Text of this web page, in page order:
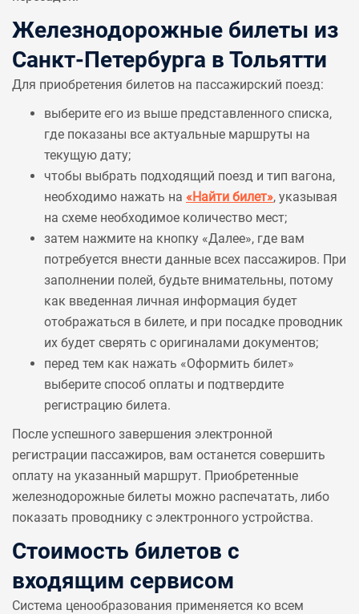
Железнодорожные билеты из
Санкт-Петербурга в Тольятти
Для приобретения билетов на пассажирский поезд:
выберите его из выше представленного списка,
где показаны все актуальные маршруты на
текущую дату;
чтобы выбрать подходящий поезд и тип вагона,
необходимо нажать на «Найти билет», указывая
на схеме необходимое количество мест;
затем нажмите на кнопку «Далее», где вам
потребуется внести данные всех пассажиров. При
заполнении полей, будьте внимательны, потому
как введенная личная информация будет
отображаться в билете, и при посадке проводник
их будет сверять с оригиналами документов;
перед тем как нажать «Оформить билет»
выберите способ оплаты и подтвердите
регистрацию билета.
После успешного завершения электронной
регистрации пассажиров, вам останется совершить
оплату на указанный маршрут. Приобретенные
железнодорожные билеты можно распечатать, либо
показать проводнику с электронного устройства.
Стоимость билетов с
входящим сервисом
Система ценообразования применяется ко всем